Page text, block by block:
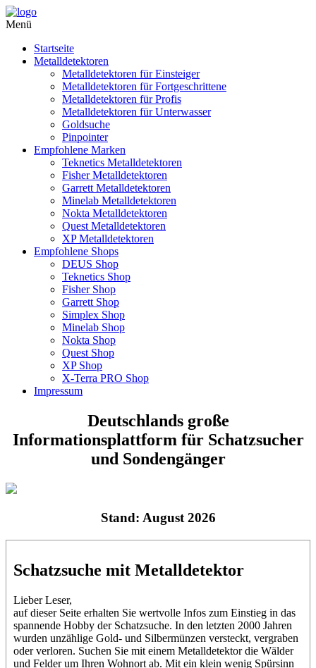
Menü
Startseite
Metalldetektoren
Metalldetektoren für Einsteiger
Metalldetektoren für Fortgeschrittene
Metalldetektoren für Profis
Metalldetektoren für Unterwasser
Goldsuche
Pinpointer
Empfohlene Marken
Teknetics Metalldetektoren
Fisher Metalldetektoren
Garrett Metalldetektoren
Minelab Metalldetektoren
Nokta Metalldetektoren
Quest Metalldetektoren
XP Metalldetektoren
Empfohlene Shops
DEUS Shop
Teknetics Shop
Fisher Shop
Garrett Shop
Simplex Shop
Minelab Shop
Nokta Shop
Quest Shop
XP Shop
X-Terra PRO Shop
Impressum
Deutschlands große
Informationsplattform für Schatzsucher
und Sondengänger
Stand: August 2026
Schatzsuche mit Metalldetektor
Lieber Leser,
auf dieser Seite erhalten Sie wertvolle Infos zum Einstieg in das
spannende Hobby der Schatzsuche. In den letzten 2000 Jahren
wurden unzählige Gold- und Silbermünzen versteckt, vergraben
oder verloren. Suchen Sie mit einem Metalldetektor die Wälder
und Felder um Ihren Wohnort ab. Mit ein klein wenig Spürsinn